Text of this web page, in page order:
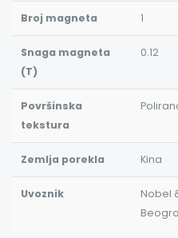
Broj magneta 1
Snaga magneta
(T)
0.12
Površinska
tekstura
Zemlja porekla Kina
Uvoznik
Nobel